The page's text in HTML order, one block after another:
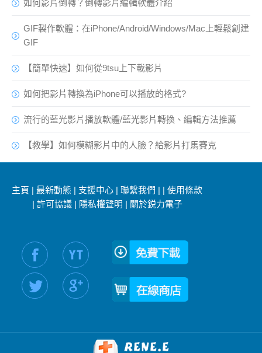
如何影片倒轉？倒轉影片編輯軟體介紹
GIF製作軟體：在iPhone/Android/Windows/Mac上輕鬆創建
GIF
【簡單快速】如何從9tsu上下載影片
如何把影片轉換為iPhone可以播放的格式?
流行的藍光影片播放軟體/藍光影片轉換、編輯方法推薦
【教學】如何模糊影片中的人臉？給影片打馬賽克
主頁 |最新動態 | 支援中心 |聯繫我們 | |使用條款
| 許可協議| 隱私權聲明 | 關於鋭力電子
社交媒體信息：